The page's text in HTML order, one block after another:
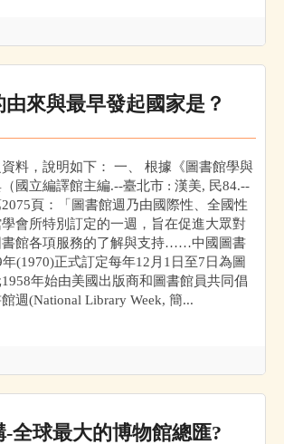
由來與最早發起國家是？
料，說明如下： 一、 根據《圖書館學與
國立編譯館主編.--臺北市 : 漢美, 民84.--
頁：「圖書館週乃由國際性、全國性
會所特別訂定的一週，旨在促進大眾對
書館各項服務的了解與支持……中國圖書
(1970)正式訂定每年12月1日至7日為圖
年始由美國出版商和圖書館員共同倡
週(National Library Week, 簡...
-全球最大的博物館總匯?